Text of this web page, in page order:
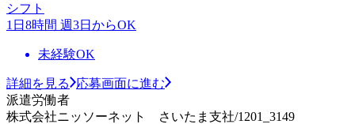
シフト
1日8時間 週3日からOK
未経験OK
詳細を見る
応募画面に進む
派遣労働者
株式会社ニッソーネット さいたま支社/1201_3149